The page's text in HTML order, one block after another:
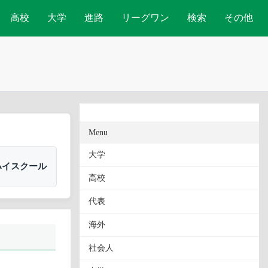
高校 大学 進路 リーグワン 検索 その他
スクール
Menu
大学
高校
代表
海外
社会人